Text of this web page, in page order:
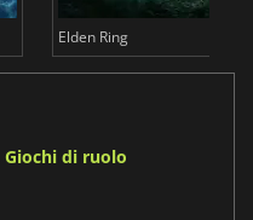
Elden Ring
Giochi di ruolo